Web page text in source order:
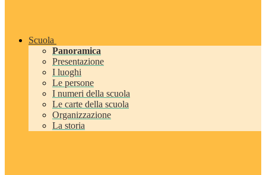
Scuola
Panoramica
Presentazione
I luoghi
Le persone
I numeri della scuola
Le carte della scuola
Organizzazione
La storia